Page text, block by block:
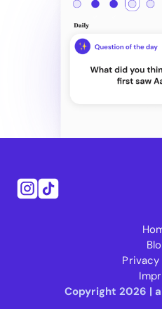
Privacy
Copyright 2026 |